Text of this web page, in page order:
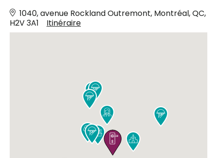
1040, avenue Rockland Outremont, Montréal, QC,
H2V 3A1
Itinéraire









